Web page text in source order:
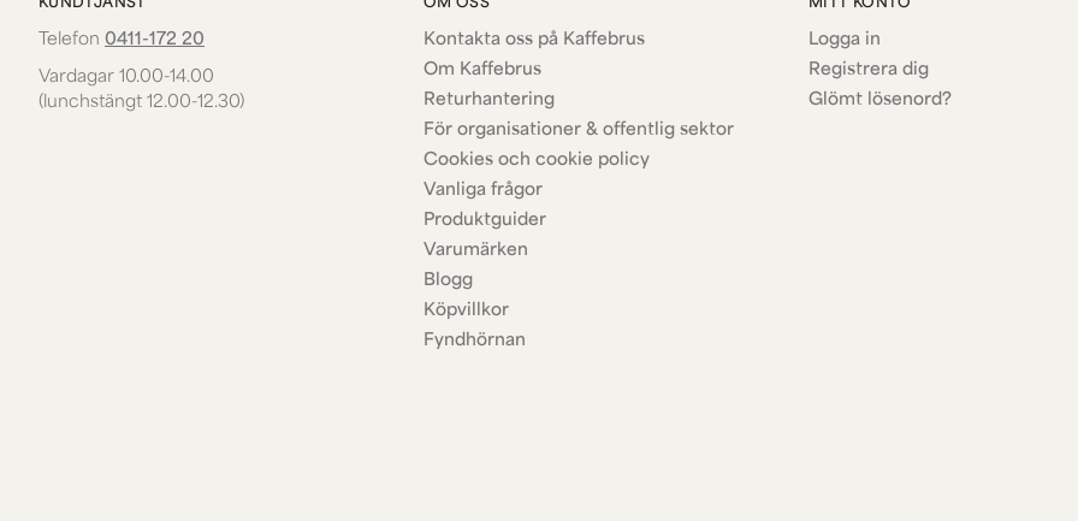
KUNDTJÄNST
Telefon 0411-172 20
Vardagar 10.00-14.00
(lunchstängt 12.00-12.30)
OM OSS
Kontakta oss på Kaffebrus
Om Kaffebrus
Returhantering
För organisationer & offentlig sektor
Cookies och cookie policy
Vanliga frågor
Produktguider
Varumärken
Blogg
Köpvillkor
Fyndhörnan
MITT KONTO
Logga in
Registrera dig
Glömt lösenord?